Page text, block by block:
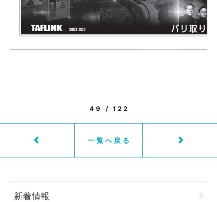
49 / 122
一覧へ戻る
新着情報